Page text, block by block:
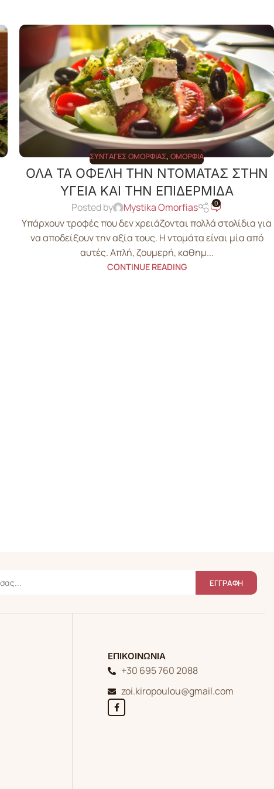
ΣΥΝΤΑΓΈΣ ΟΜΟΡΦΙΆΣ,ΟΜΟΡΦΙΆ
ΟΛΑ ΤΑ ΟΦΕΛΗ ΤΗΝ ΝΤΟΜΑΤΑΣ ΣΤΗΝ
ΥΓΕΙΑ ΚΑΙ ΤΗΝ ΕΠΙΔΕΡΜΙΔΑ
Posted by Mystika Omorfias 0
Υπάρχουν τροφές που δεν χρειάζονται πολλά στολίδια για
να αποδείξουν την αξία τους. Η ντομάτα είναι μία από
αυτές. Απλή, ζουμερή, καθημ...
CONTINUE READING
ΕΓΓΡΑΦΗ
ΕΠΙΚΟΙΝΩΝΙΑ
+30 695 760 2088
zoi.kiropoulou@gmail.com